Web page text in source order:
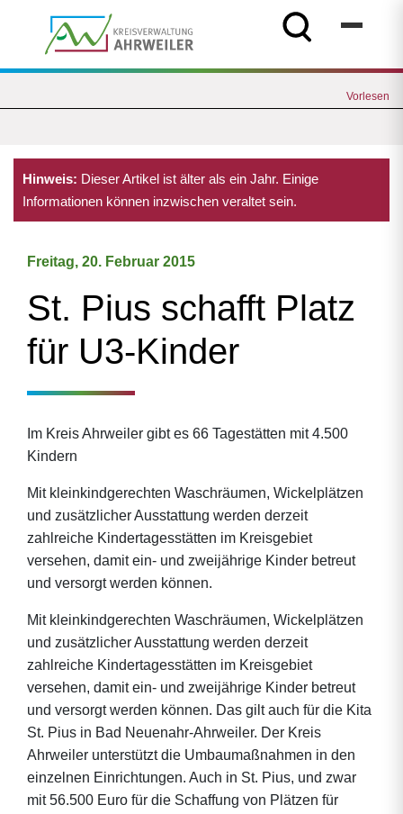
Vorlesen
Hinweis: Dieser Artikel ist älter als ein Jahr. Einige
Informationen können inzwischen veraltet sein.
Freitag, 20. Februar 2015
St. Pius schafft Platz
für U3-Kinder
Im Kreis Ahrweiler gibt es 66 Tagestätten mit 4.500
Kindern
Mit kleinkindgerechten Waschräumen, Wickelplätzen
und zusätzlicher Ausstattung werden derzeit
zahlreiche Kindertagesstätten im Kreisgebiet
versehen, damit ein- und zweijährige Kinder betreut
und versorgt werden können.
Mit kleinkindgerechten Waschräumen, Wickelplätzen
und zusätzlicher Ausstattung werden derzeit
zahlreiche Kindertagesstätten im Kreisgebiet
versehen, damit ein- und zweijährige Kinder betreut
und versorgt werden können. Das gilt auch für die Kita
St. Pius in Bad Neuenahr-Ahrweiler. Der Kreis
Ahrweiler unterstützt die Umbaumaßnahmen in den
einzelnen Einrichtungen. Auch in St. Pius, und zwar
mit 56.500 Euro für die Schaffung von Plätzen für